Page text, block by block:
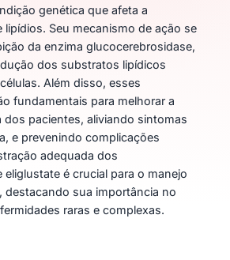
genética que afeta a
lipídios. Seu mecanismo de ação se
da enzima glucocerebrosidase,
dos substratos lipídicos
Além disso, esses
fundamentais para melhorar a
dos pacientes, aliviando sintomas
e prevenindo complicações
adequada dos
eliglustate é crucial para o manejo
destacando sua importância no
raras e complexas.